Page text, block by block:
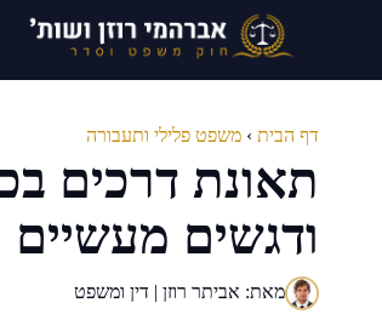
דף הבית › משפט פלילי ותעבורה
ודגשים מעשיים
מאת: אביתר רוזן | דין ומשפט